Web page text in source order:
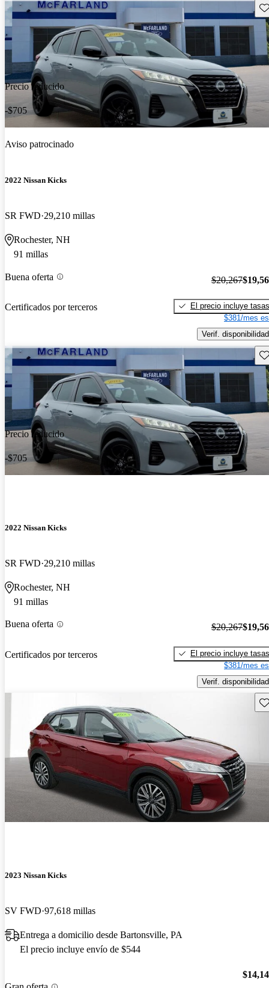
Precio reducido
-$705
Aviso patrocinado
2022 Nissan Kicks
SR FWD 29,210 millas
Rochester, NH
91 millas
Buena oferta
Certificados por terceros
$20,267
El precio incluye tasas
$381/mes
Verif. disponibilidad
Precio reducido
-$705
2022 Nissan Kicks
SR FWD 29,210 millas
Rochester, NH
91 millas
Buena oferta
Certificados por terceros
$20,267
El precio incluye tasas
$381/mes
Verif. disponibilidad
2023 Nissan Kicks
SV FWD 97,618 millas
Entrega a domicilio desde Bartonsville, PA
El precio incluye envío de $544